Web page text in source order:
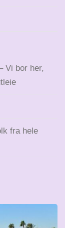
Vi bor her,
fra hele